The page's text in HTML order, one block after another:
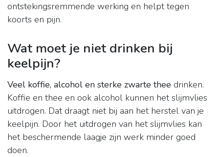
ontstekingsremmende werking en helpt tegen
koorts en pijn.
Wat moet je niet drinken bij
keelpijn?
Veel koffie, alcohol en sterke zwarte thee drinken.
Koffie en thee en ook alcohol kunnen het slijmvlies
uitdrogen. Dat draagt niet bij aan het herstel van je
keelpijn. Door het uitdrogen van het slijmvlies kan
het beschermende laagje zijn werk minder goed
doen.